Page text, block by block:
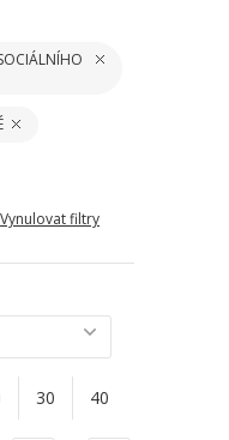
Vynulovat filtry
30 40